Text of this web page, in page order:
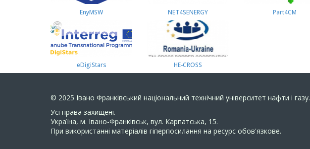
EnyMSW NET4SENERGY Part4СМ
eDigiStars HE-CROSS
© 2025 Івано Франківський національний технічний університет нафти і газу.
Усi права захищенi.
Україна, м. Івано-Франківськ, вул. Карпатська, 15.
При використанні матеріалів гіперпосилання на ресурс обов'язкове.